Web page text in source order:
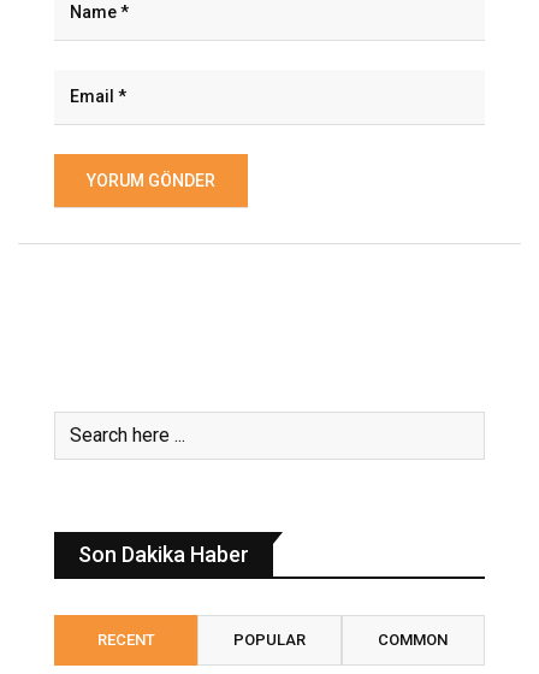
Son Dakika Haber
RECENT POPULAR COMMON